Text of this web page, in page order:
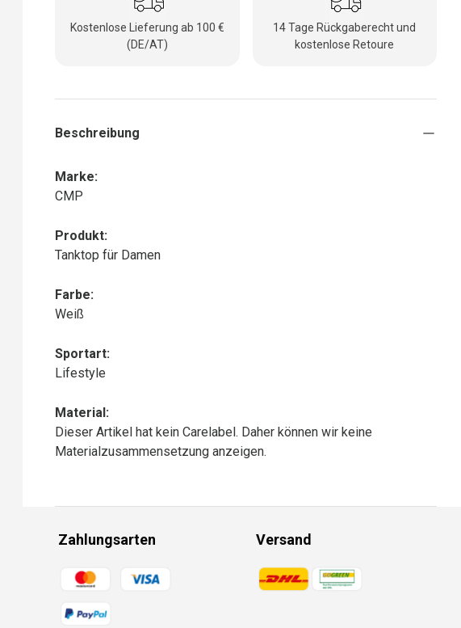
Kostenlose Lieferung ab 100 €
(DE/AT)
14 Tage Rückgaberecht und
kostenlose Retoure
Beschreibung
Marke:
CMP
Produkt:
Tanktop für Damen
Farbe:
Weiß
Sportart:
Lifestyle
Material:
Dieser Artikel hat kein Carelabel. Daher können wir keine
Materialzusammensetzung anzeigen.
Zahlungsarten
Zahlungsmethoden
Versand
Zahlungsmethoden